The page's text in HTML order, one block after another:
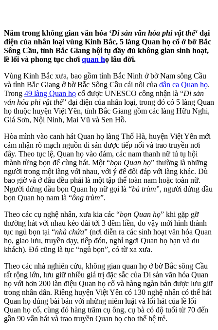
Nằm trong không gian văn hóa ‘Di sản văn hóa phi vật thể‘ đại
diện của nhân loại vùng Kinh Bắc, 5 làng Quan họ cổ ở bờ Bắc
Sông Cầu, tỉnh Bắc Giang hội tụ đầy đủ không gian sinh hoạt,
lề lối và phong tục chơi quan họ lâu đời.
Vùng Kinh Bắc xưa, bao gồm tỉnh Bắc Ninh ở bờ Nam sông Cầu
và tỉnh Bắc Giang ở bờ Bắc Sông Cầu cái nôi của dân ca Quan họ.
Trong 49 làng Quan họ cổ được UNESCO công nhận là “Di sản
văn hóa phi vật thể” đại diện của nhân loại, trong đó có 5 làng Quan
họ thuộc huyện Việt Yên, tỉnh Bắc Giang gồm các làng Hữu Nghi,
Giá Sơn, Nội Ninh, Mai Vũ và Sen Hồ.
Hòa mình vào canh hát Quan họ làng Thổ Hà, huyện Việt Yên mới
cảm nhận rõ mạch nguồn di sản được tiếp nối và trao truyền nơi
đây. Theo tục lệ, Quan họ vào đám, các nam thanh nữ tú tụ hội
thành từng bọn để cùng hát. Một “bọn Quan họ” thường là những
người trong một làng với nhau, với ý để đối đáp với làng khác. Dù
bao giờ và ở đâu đều phải là một tập thể toàn nam hoặc toàn nữ.
Người đứng đầu bọn Quan họ nữ gọi là “bà trùm”, người đứng đầu
bọn Quan họ nam là “ông trùm”.
Theo các cụ nghệ nhân, xưa kia các “bọn Quan họ” khi gặp gỡ
thường hát với nhau kéo dài tới 3 đêm liền, do vậy mới hình thành
tục ngủ bọn tại “nhà chứa” (nơi diễn ra các sinh hoạt văn hóa Quan
họ, giao lưu, truyền dạy, tiếp đón, nghỉ ngơi Quan họ bạn và du
khách). Đó cũng là tục “ngủ bọn”, có từ xa xưa.
Theo các nhà nghiên cứu, không gian quan họ ở bờ Bắc sông Cầu
rất rộng lớn, lưu giữ nhiều giá trị đặc sắc của Di sản văn hóa Quan
họ với hơn 200 làn điệu Quan họ cổ và hàng ngàn bản được lưu giữ
trong nhân dân. Riêng huyện Việt Yên có 130 nghệ nhân có thể hát
Quan họ đúng bài bản với những niêm luật và lối hát của lề lối
Quan họ cổ, cùng đó hàng trăm cụ ông, cụ bà có độ tuổi từ 70 đến
gần 90 vẫn hát và trao truyền Quan họ cho thế hệ trẻ.